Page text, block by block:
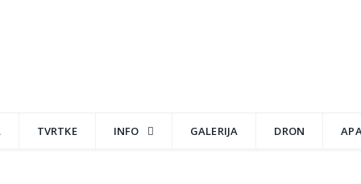
TVRTKE INFO GALERIJA DRON